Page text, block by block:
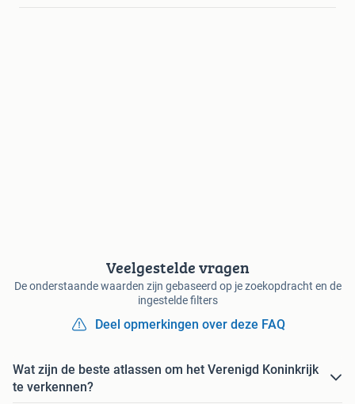
Veelgestelde vragen
De onderstaande waarden zijn gebaseerd op je zoekopdracht en de
ingestelde filters
Deel opmerkingen over deze FAQ
Wat zijn de beste atlassen om het Verenigd Koninkrijk
te verkennen?